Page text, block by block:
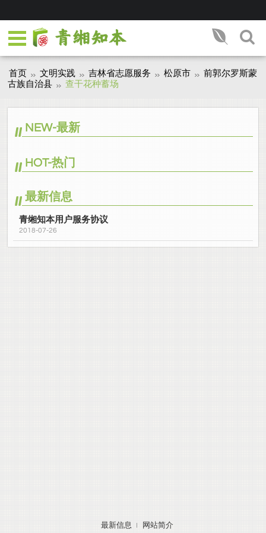
首页 文明实践 吉林省志愿服务 松原市
前郭尔罗斯蒙
古族自治县
查干花种蓄场
NEW-最新
HOT-热门
最新信息
青缃知本用户服务协议
2018-07-26
最新信息 网站简介